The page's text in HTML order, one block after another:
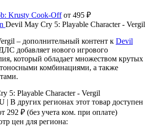
Krusty Cook-Offот 495 ₽
Devil May Cry 5: Playable Character - Vergil
– дополнительный контент к Devil
добавляет нового игрового
который обладает множеством крутых
комбинациями, а также
5: Playable Character - Vergil
| В других регионах этот товар доступен
292 ₽ (без учета ком. при оплате)
цен для региона: